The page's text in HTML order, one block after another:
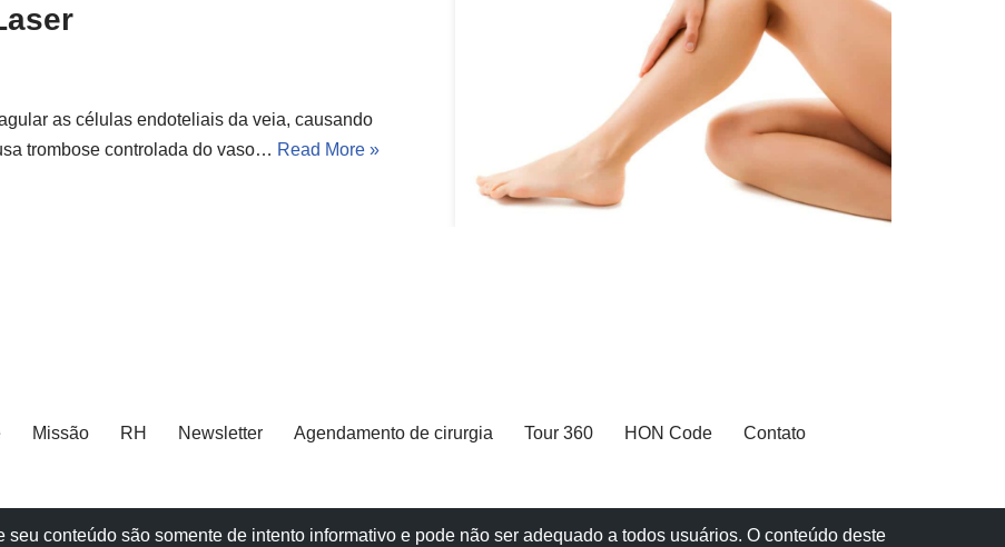
as células endoteliais da veia, causando
trombose controlada do vaso… Read More »
Missão RH Newsletter Agendamento de cirurgia Tour 360 HON Code Contato
conteúdo são somente de intento informativo e pode não ser adequado a todos usuários. O conteúdo deste